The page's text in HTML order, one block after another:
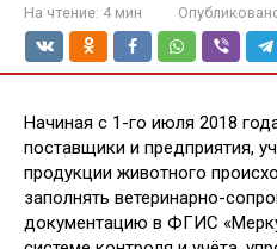
На чтение: 4 мин
Начиная с 1-го июля 2018
поставщики и предприятия,
продукции животного
заполнять ветеринарно-
документацию в ФГИС